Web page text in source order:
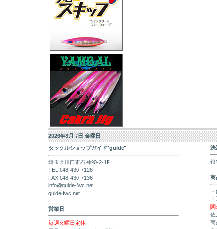
2026年8月 7日 金曜日
タックルショップガイド"guide"
埼玉県川口市石神90-2-1F
TEL 048-430-7126
FAX 048-430-7136
info@guide-fwc.net
guide-fwc.net
営業日
毎週火曜日定休
決
銀
商
関
佐
商